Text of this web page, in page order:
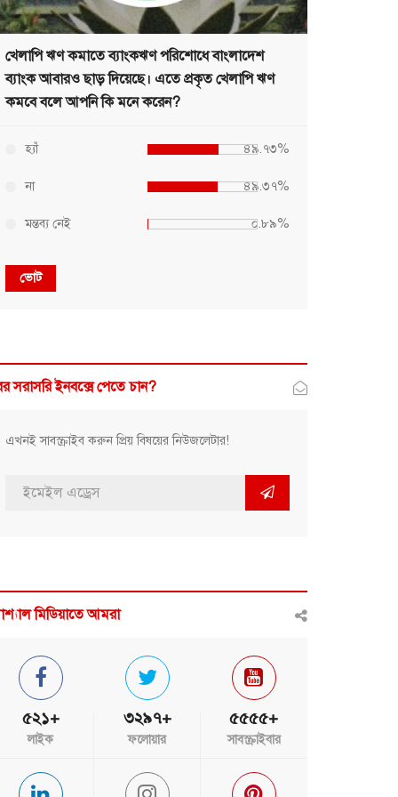
খেলাপি ঋণ কমাতে ব্যাংকঋণ পরিশোধে বাংলাদেশ
ব্যাংক আবারও ছাড় দিয়েছে। এতে প্রকৃত খেলাপি ঋণ
কমবে বলে আপনি কি মনে করেন?
হ্যাঁ ৪৯.৭৩%
না ৪৯.৩৭%
মন্তব্য নেই ০.৮৯%
ভোট
সরাসরি ইনবক্সে পেতে চান?
এখনই সাবস্ক্রাইব করুন প্রিয় বিষয়ের নিউজলেটার!
মিডিয়াতে আমরা
৫২১+
লাইক
৩২৯৭+
ফলোয়ার
৫৫৫৫+
সাবস্ক্রাইবার